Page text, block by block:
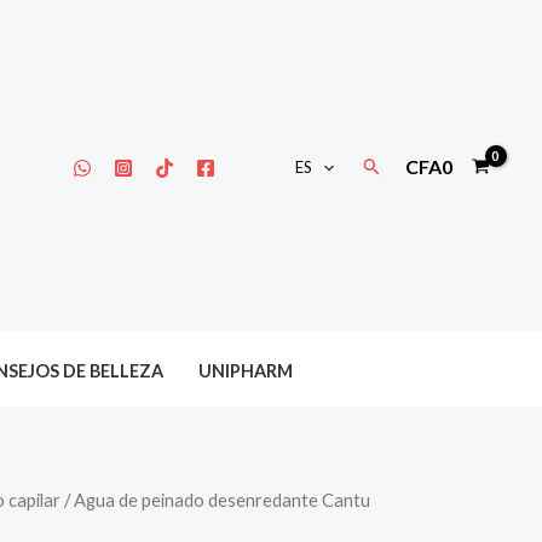
ES BuscarCFA0
DE BELLEZA UNIPHARM
capilar / Agua de peinado desenredante Cantu